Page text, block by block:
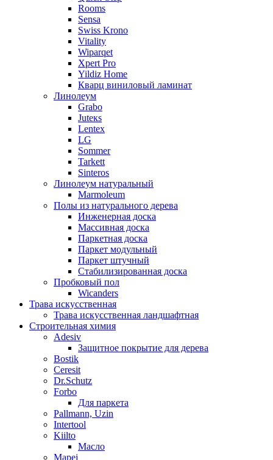
Rooms
Sensa
Swiss Krono
Vitality
Wiparqet
Xpert Pro
Yildiz Home
Кварц виниловый ламинат
Линолеум
Grabo
Juteкs
Lentex
LG
Sommer
Tarkett
Sinteros
Линолеум натуральный
Marmoleum
Полы из натурального дерева
Инженерная доска
Массивная доска
Паркетная доска
Паркет модульный
Паркет штучный
Стабилизированная доска
Пробковый пол
Wicanders
Трава искусственная
Трава искусственная ландшафтная
Строительная химия
Adesiv
Защитное покрытие для дерева
Bostik
Ceresit
Dr.Schutz
Forbo
Для паркета
Pallmann, Uzin
Intertool
Kiilto
Масло
Mapei